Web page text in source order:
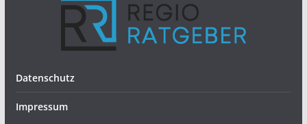
Datenschutz
Impressum